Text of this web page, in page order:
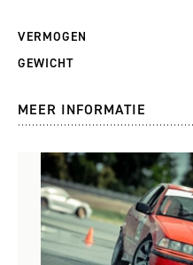
VERMOGEN
GEWICHT
MEER INFORMATIE